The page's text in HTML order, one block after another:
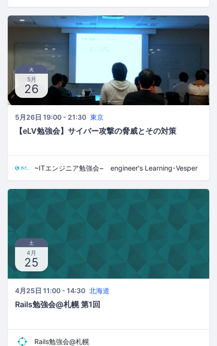
火
5月
26
5月26日 19:00 - 21:30 東京
【eLV勉強会】サイバー攻撃の脅威とその対策
~ITエンジニア勉強会~ engineer's Learning･Vesper
土
4月
25
4月25日 11:00 - 14:30 北海道
Rails勉強会@札幌 第1回
Rails勉強会@札幌